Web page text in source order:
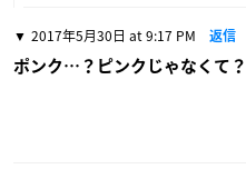
2017年5月30日 at 9:17 PM 返信
ポンク…？ピンクじゃなくて？